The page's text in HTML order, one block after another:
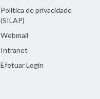
Política de privacidade
(SILAP)
Webmail
Intranet
Efetuar Login